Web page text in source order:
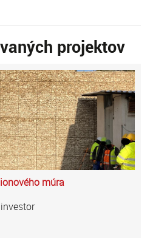
projektov
múra